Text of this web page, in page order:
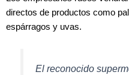
directos de productos como
espárragos y uvas.
El reconocido